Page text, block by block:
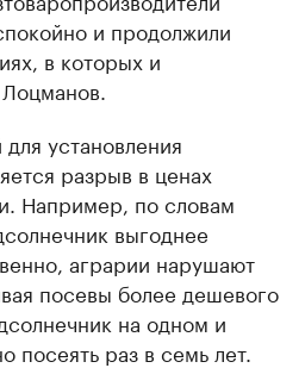
и продолжили
в которых и
установления
разрыв в ценах
Например, по словам
выгоднее
аграрии нарушают
посевы более дешевого
на одном и
посеять раз в семь лет.